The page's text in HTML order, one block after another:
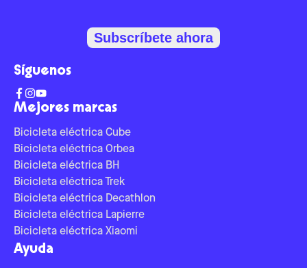
Mejores marcas
Bicicleta eléctrica Cube
Bicicleta eléctrica Orbea
Bicicleta eléctrica BH
Bicicleta eléctrica Trek
Bicicleta eléctrica Decathlon
Bicicleta eléctrica Lapierre
Bicicleta eléctrica Xiaomi
Ayuda
Subscríbete ahora
Síguenos